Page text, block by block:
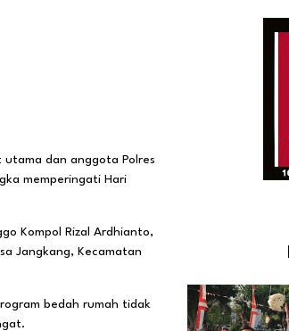
dan anggota Polres
memperingati Hari
Kompol Rizal Ardhianto,
Jangkang, Kecamatan
bedah rumah tidak